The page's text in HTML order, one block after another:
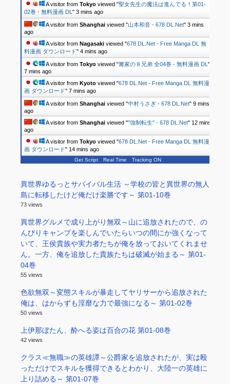
A visitor from Tokyo viewed "聖女先生の魔法は進んでる！第01-
02巻 - 無料漫画 DL " 3 mins ago
A visitor from Shanghai viewed "山本和音 - 678 DL.Net" 3 mins
ago
A visitor from Nagasaki viewed "678 DL.Net - Free Manga DL 無
料漫画 ダウンロード" 4 mins ago
A visitor from Tokyo viewed "篝家の８兄弟 全04巻 - 無料漫画 DL "
7 mins ago
A visitor from Kyoto viewed "678 DL.Net - Free Manga DL 無料漫
画 ダウンロード" 7 mins ago
A visitor from Shanghai viewed "中村うさぎ - 678 DL.Net" 9 mins
ago
A visitor from Shanghai viewed ""強制転生" - 678 DL.Net" 12 mins
ago
A visitor from Tokyo viewed "678 DL.Net - Free Manga DL 無料漫
画 ダウンロード" 14 mins ago
Get Script Real Time Tracking ON
異世界ゆるっとサバイバル生活 ～学校の皆と異世界の無人
島に転移したけど俺だけ楽勝です～ 第01-10巻
73 views
異世界グルメで成り上がり無双～山に追放されたので、の
んびりキャンプを楽しんでいたらいつの間にか強くなって
いて、王侯貴族や実力者たちが俺を放っておいてくれませ
ん。一方、俺を追放した貴族たちは破滅が始まる～ 第01-
04巻
55 views
色欲無双～変態スキルが暴走してヤリサーから追放された
俺は、はからずも淫靡な力で最強になる～ 第01-02巻
50 views
上伊那ぼたん、酔へる姿は百合の花 第01-08巻
42 views
クラス≪無職≫の英雄譚～公爵家を追放されたが、実は殴
っただけでスキルを獲得できるとわかり、大陸一の英雄に
上り詰める～ 第01-07巻